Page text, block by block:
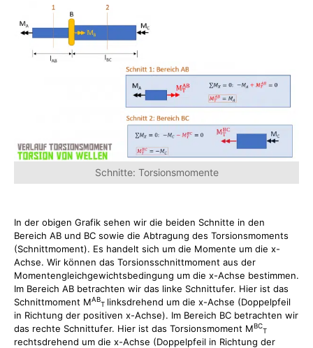
Schnitte: Torsionsmomente
In der obigen Grafik sehen wir die beiden Schnitte in den
Bereich AB und BC sowie die Abtragung des Torsionsmoments
(Schnittmoment). Es handelt sich um die Momente um die x-
Achse. Wir können das Torsionsschnittmoment aus der
Momentengleichgewichtsbedingung um die x-Achse bestimmen.
Im Bereich AB betrachten wir das linke Schnittufer. Hier ist das
Schnittmoment MAB
T linksdrehend um die x-Achse (Doppelpfeil
in Richtung der positiven x-Achse). Im Bereich BC betrachten wir
das rechte Schnittufer. Hier ist das Torsionsmoment MBC
T
rechtsdrehend um die x-Achse (Doppelpfeil in Richtung der